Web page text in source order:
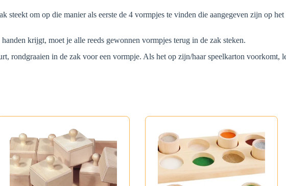
steekt om op die manier als eerste de 4 vormpjes te vinden die aangegeven zijn op
krijgt, moet je alle reeds gewonnen vormpjes terug in de zak steken.
rondgraaien in de zak voor een vormpje. Als het op zijn/haar speelkarton voorkomt,